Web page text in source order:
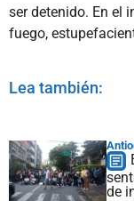
ser detenido. En el
fuego,
Lea también:
de